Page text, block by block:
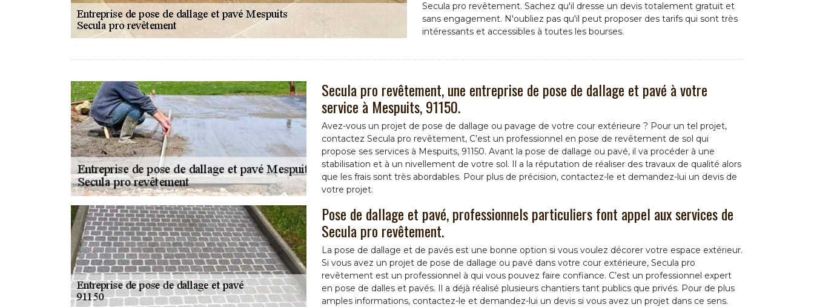
Secula pro revêtement. Sachez qu'il dresse un devis totalement gratuit et
sans engagement. N'oubliez pas qu'il peut proposer des tarifs qui sont très
intéressants et accessibles à toutes les bourses.
Secula pro revêtement, une entreprise de pose de dallage et pavé à votre
service à Mespuits, 91150.
Avez-vous un projet de pose de dallage ou pavage de votre cour extérieure ? Pour un tel projet,
contactez Secula pro revêtement, C’est un professionnel en pose de revêtement de sol qui
propose ses services à Mespuits, 91150. Avant la pose de dallage ou pavé, il va procéder à une
stabilisation et à un nivellement de votre sol. Il a la réputation de réaliser des travaux de qualité alors
que les frais sont très abordables. Pour plus de précision, contactez-le et demandez-lui un devis de
votre projet.
Pose de dallage et pavé, professionnels particuliers font appel aux services de
Secula pro revêtement.
La pose de dallage et de pavés est une bonne option si vous voulez décorer votre espace extérieur.
Si vous avez un projet de pose de dallage ou pavé dans votre cour extérieure, Secula pro
revêtement est un professionnel à qui vous pouvez faire confiance. C’est un professionnel expert
en pose de dalles et pavés. Il a déjà réalisé plusieurs chantiers tant publics que privés. Pour de plus
amples informations, contactez-le et demandez-lui un devis si vous avez un projet dans ce sens.